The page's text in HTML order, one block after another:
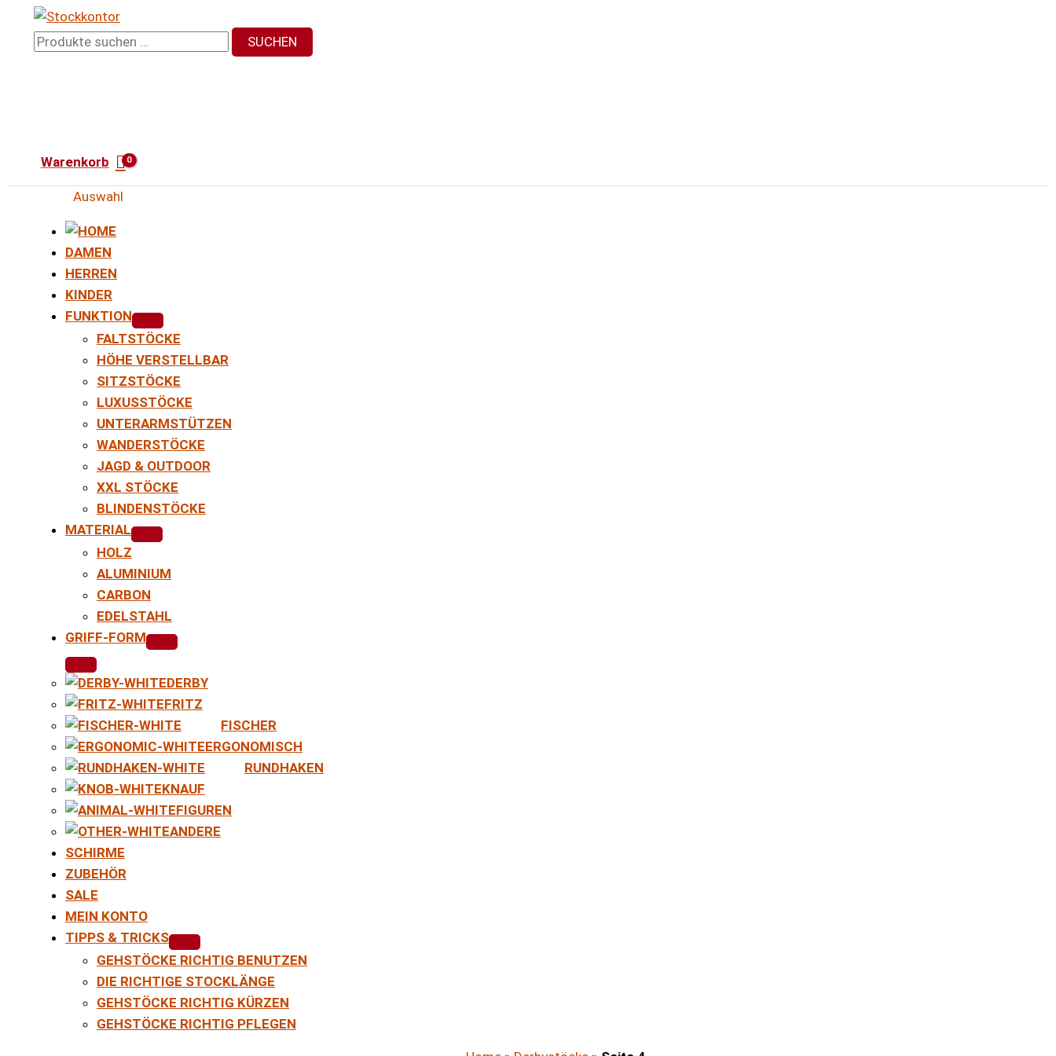
InhaltSuchen
SUCHEN
Warenkorb
Auswahl
DAMEN
HERREN
KINDER
FUNKTION
FALTSTÖCKE
HÖHE VERSTELLBAR
SITZSTÖCKE
LUXUSSTÖCKE
UNTERARMSTÜTZEN
WANDERSTÖCKE
JAGD & OUTDOOR
XXL STÖCKE
BLINDENSTÖCKE
MATERIAL
HOLZ
ALUMINIUM
CARBON
EDELSTAHL
GRIFF-FORM
DERBY
FRITZ
FISCHER
ERGONOMISCH
RUNDHAKEN
KNAUF
FIGUREN
ANDERE
SCHIRME
ZUBEHÖR
SALE
MEIN KONTO
TIPPS & TRICKS
GEHSTÖCKE RICHTIG BENUTZEN
DIE RICHTIGE STOCKLÄNGE
GEHSTÖCKE RICHTIG KÜRZEN
GEHSTÖCKE RICHTIG PFLEGEN